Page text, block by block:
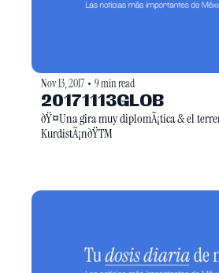
Nov 13, 2017 • 9 min read
20171113GLOB
ðŸ¤Una gira muy diplomÃ¡tica & el
KurdistÃ¡nðŸTM